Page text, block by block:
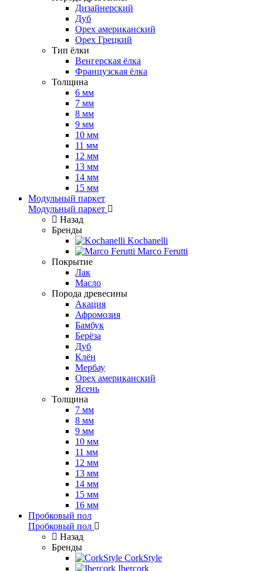
Дизайнерский
Дуб
Орех американский
Орех Грецкий
Тип ёлки
Венгерская ёлка
Французская ёлка
Толщина
6 мм
7 мм
8 мм
9 мм
10 мм
11 мм
12 мм
13 мм
14 мм
15 мм
Модульный паркет
Модульный паркет
Назад
Бренды
Kochanelli
Marco Ferutti
Покрытие
Лак
Масло
Порода древесины
Акация
Афромозия
Бамбук
Берёза
Дуб
Клён
Мербау
Орех американский
Ясень
Толщина
7 мм
8 мм
9 мм
10 мм
11 мм
12 мм
13 мм
14 мм
15 мм
16 мм
Пробковый пол
Пробковый пол
Назад
Бренды
CorkStyle
Ibercork